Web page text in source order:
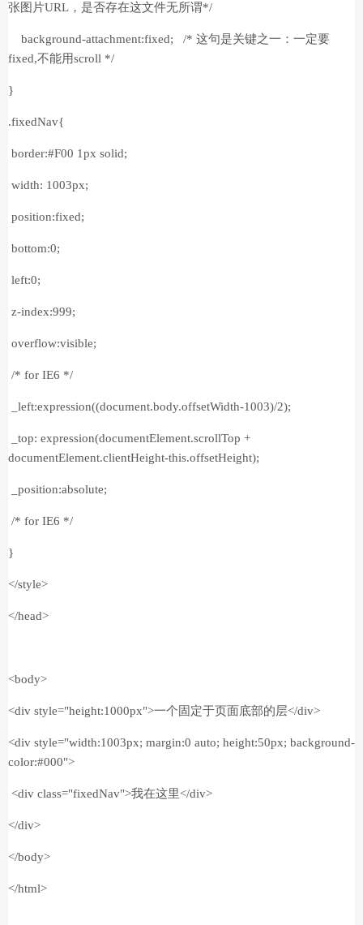
张图片URL，是否存在这文件无所谓*/
background-attachment:fixed; /* 这句是关键之一：一定要
fixed,不能用scroll */
}
.fixedNav{
border:#F00 1px solid;
width: 1003px;
position:fixed;
bottom:0;
left:0;
z-index:999;
overflow:visible;
/* for IE6 */
_left:expression((document.body.offsetWidth-1003)/2);
_top: expression(documentElement.scrollTop +
documentElement.clientHeight-this.offsetHeight);
_position:absolute;
/* for IE6 */
}
</style>
</head>
<body>
<div style="height:1000px">一个固定于页面底部的层</div>
<div style="width:1003px; margin:0 auto; height:50px; background-
color:#000">
<div class="fixedNav">我在这里</div>
</div>
</body>
</html>